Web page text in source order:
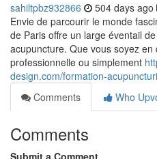
sahiltpbz932866 504 days ago
Envie de parcourir le monde
de Paris offre un large éventail
acupuncture. Que vous soyez
professionnelle ou simplement
design.com/formation-
Comments
Who
Comments
Submit a Comment